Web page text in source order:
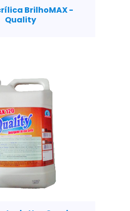
BrilhoMAX -
Quality